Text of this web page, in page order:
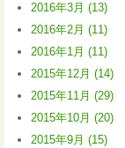
2016年3月 (13)
2016年2月 (11)
2016年1月 (11)
2015年12月 (14)
2015年11月 (29)
2015年10月 (20)
2015年9月 (15)